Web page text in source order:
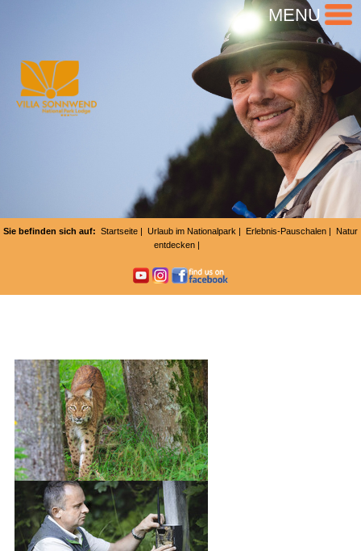
MENU
Sie befinden sich auf: Startseite | Urlaub im Nationalpark | Erlebnis-Pauschalen | Natur
entdecken |